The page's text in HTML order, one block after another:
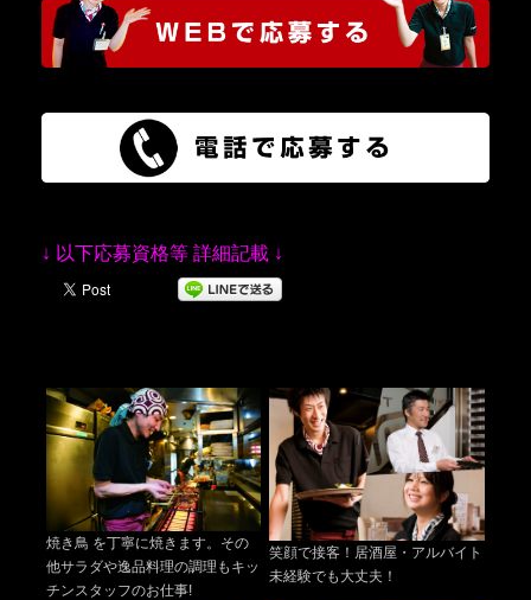
↓ 以下応募資格等 詳細記載 ↓
焼き鳥 を丁寧に焼きます。その
他サラダや逸品料理の調理もキッ
チンスタッフのお仕事!
笑顔で接客！居酒屋・アルバイト
未経験でも大丈夫！